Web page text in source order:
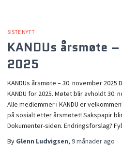
SISTE NYTT
KANDUs årsmøte
2025
KANDUs årsmøte – 30. november 2025
KANDU for 2025. Møtet blir avholdt 30.
Alle medlemmer i KANDU er
på sosialt etter årsmøtet! Sakspapir
Dokumenter-siden. Endringsforslag?
By Glenn Ludvigsen, 9 månader ago